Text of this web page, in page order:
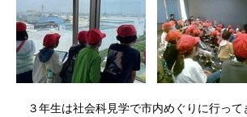
３年生は社会科見学で市内めぐりに行って